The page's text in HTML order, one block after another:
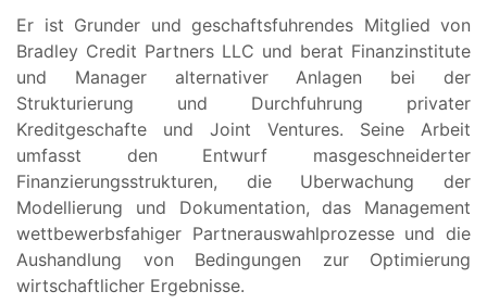
Er ist Grunder und geschaftsfuhrendes Mitglied von
Bradley Credit Partners LLC und berat Finanzinstitute
und Manager alternativer Anlagen bei der
Strukturierung und Durchfuhrung privater
Kreditgeschafte und Joint Ventures. Seine Arbeit
umfasst den Entwurf masgeschneiderter
Finanzierungsstrukturen, die Uberwachung der
Modellierung und Dokumentation, das Management
wettbewerbsfahiger Partnerauswahlprozesse und die
Aushandlung von Bedingungen zur Optimierung
wirtschaftlicher Ergebnisse.